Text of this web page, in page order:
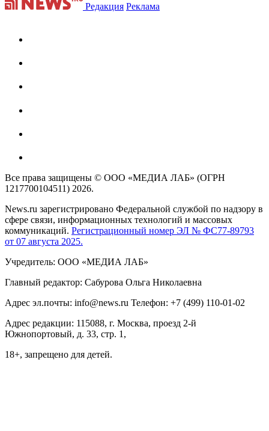
Редакция Реклама
Все права защищены © ООО «МЕДИА ЛАБ» (ОГРН
1217700104511) 2026.
News.ru зарегистрировано Федеральной службой по надзору в
сфере связи, информационных технологий и массовых
коммуникаций. Регистрационный номер ЭЛ № ФС77-89793
от 07 августа 2025.
Учредитель: ООО «МЕДИА ЛАБ»
Главный редактор: Сабурова Ольга Николаевна
Адрес эл.почты: info@news.ru Телефон: +7 (499) 110-01-02
Адрес редакции: 115088, г. Москва, проезд 2-й
Южнопортовый, д. 33, стр. 1,
18+, запрещено для детей.